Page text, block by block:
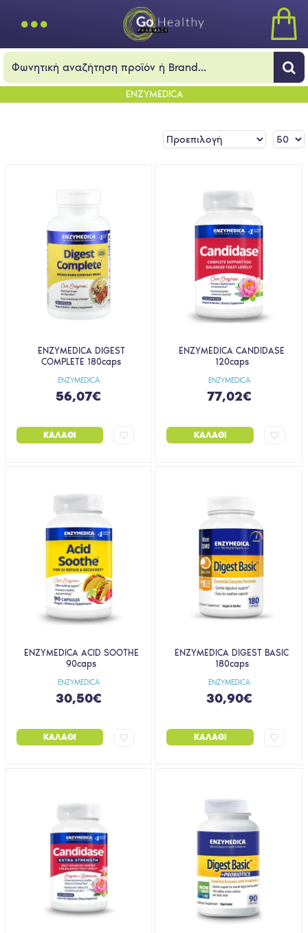
ENZYMEDICA
ENZYMEDICA
ENZYMEDICA DIGEST
COMPLETE 180caps
56,07€
ΚΑΛΆΘΙ
ENZYMEDICA
ENZYMEDICA CANDIDASE
120caps
77,02€
ΚΑΛΆΘΙ
ENZYMEDICA
ENZYMEDICA ACID SOOTHE
90caps
30,50€
ΚΑΛΆΘΙ
ENZYMEDICA
ENZYMEDICA DIGEST BASIC
180caps
30,90€
ΚΑΛΆΘΙ